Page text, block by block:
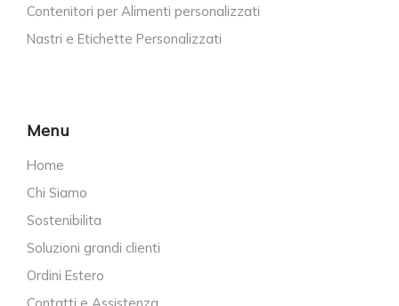
Contenitori per Alimenti personalizzati
Nastri e Etichette Personalizzati
Menu
Home
Chi Siamo
Sostenibilita
Soluzioni grandi clienti
Ordini Estero